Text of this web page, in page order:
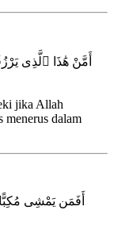
أَمَّنْ هَٰذَا ٱلَّذِى
jika Allah
menerus dalam
أَفَمَن يَمْشِى